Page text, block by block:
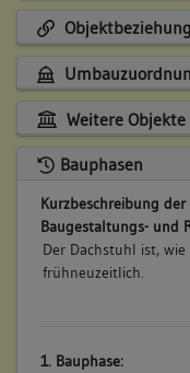
Weitere
Bauphasen
Kurzbeschreibung
Baugestaltungs- und
Der Dachstuhl ist,
frühneuzeitlich.
1. Bauphase: